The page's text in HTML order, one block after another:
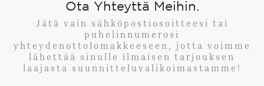
Ota Yhteyttä Meihin.
Jätä vain sähköpostiosoitteesi tai
puhelinnumerosi
yhteydenottolomakkeeseen, jotta voimme
lähettää sinulle ilmaisen tarjouksen
laajasta suunnitteluvalikoimastamme!